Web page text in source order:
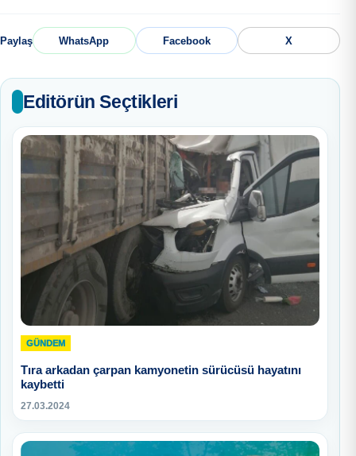
Paylaş WhatsApp Facebook X
Editörün Seçtikleri
GÜNDEM
Tıra arkadan çarpan kamyonetin sürücüsü hayatını
kaybetti
27.03.2024